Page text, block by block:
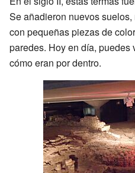
Se añadieron nuevos
con pequeñas piezas de
paredes. Hoy en día, puedes
cómo eran por dentro.